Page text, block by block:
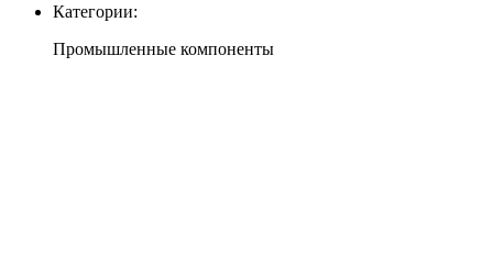
Категории:
Промышленные компоненты